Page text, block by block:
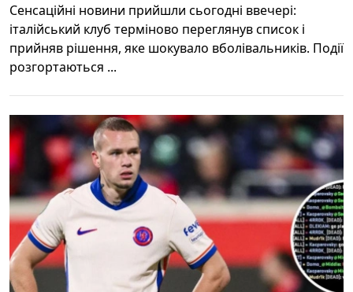
Сенсаційні новини прийшли сьогодні ввечері:
італійський клуб терміново переглянув список і
прийняв рішення, яке шокувало вболівальників. Події
розгортаються ...